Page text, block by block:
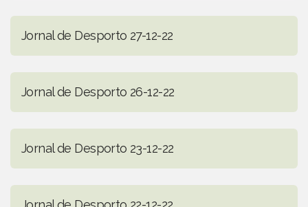
Jornal de Desporto 27-12-22
Jornal de Desporto 26-12-22
Jornal de Desporto 23-12-22